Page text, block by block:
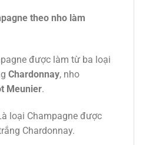
theo nho làm
được làm từ ba loại
Chardonnay, nho
Meunier.
loại Champagne được
Chardonnay.